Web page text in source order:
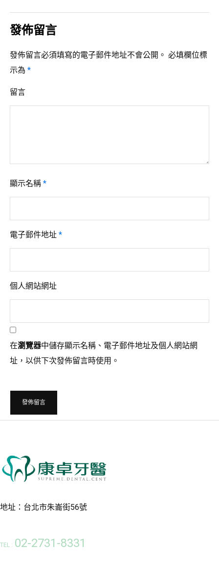
導
覽
發佈留言
發佈留言必須填寫的電子郵件地址不會公開。 必填欄位標
示為 *
留言
顯示名稱 *
電子郵件地址 *
個人網站網址
在瀏覽器中儲存顯示名稱、電子郵件地址及個人網站網
址，以供下次發佈留言時使用。
地址：台北市朱崙街56號
TEL : 02-2731-8331